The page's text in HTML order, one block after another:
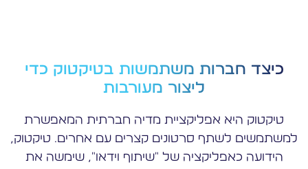
כיצד חברות משתמשות בטיקטוק כדי
ליצור מעורבות
טיקטוק היא אפליקציית מדיה חברתית המאפשרת
למשתמשים לשתף סרטונים קצרים עם אחרים. טיקטוק,
הידועה כאפליקציה של "שיתוף וידאו", שימשה את